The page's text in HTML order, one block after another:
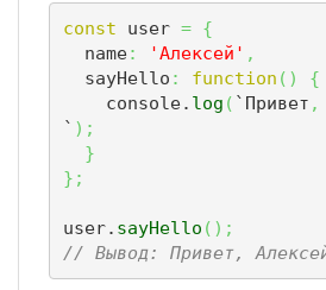
const user = {
  name
: 'Алексей' ,
  sayHello
: function ( )
{
    console.
log ( `Привет ,
` ) ;
}
} ;
user. sayHello ( ) ;
// Вывод: Привет,